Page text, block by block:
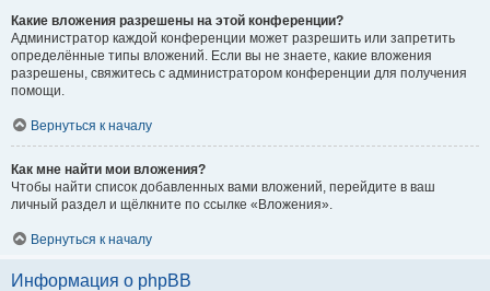
Какие вложения разрешены на этой конференции?
Администратор каждой конференции может разрешить или запретить
определённые типы вложений. Если вы не знаете, какие вложения
разрешены, свяжитесь с администратором конференции для получения
помощи.
Вернуться к началу
Как мне найти мои вложения?
Чтобы найти список добавленных вами вложений, перейдите в ваш
личный раздел и щёлкните по ссылке «Вложения».
Вернуться к началу
Информация о phpBB